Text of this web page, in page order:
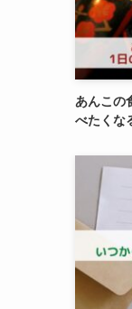
あんこの
べたくな